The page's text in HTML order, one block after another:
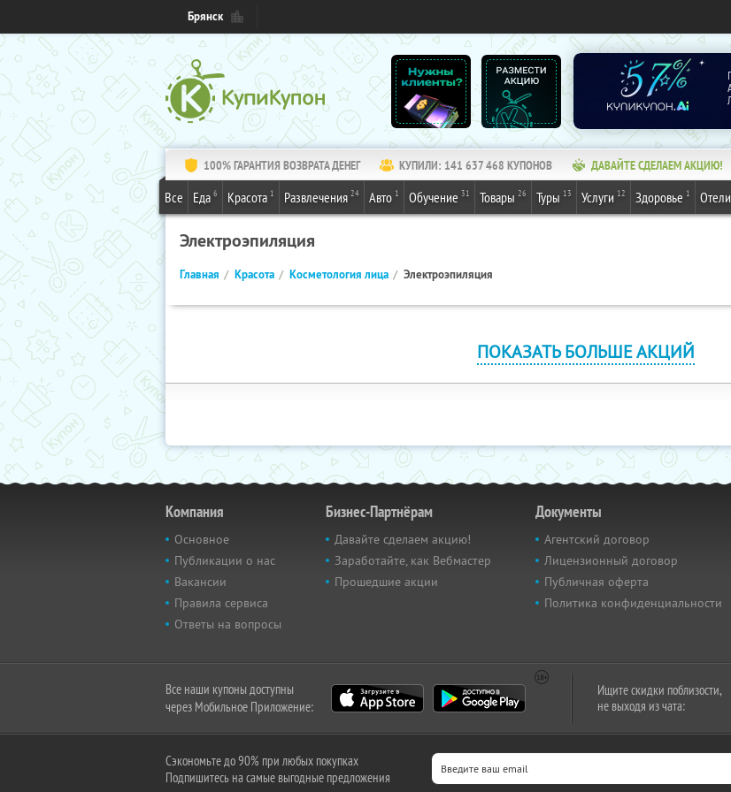
Брянск
100% ГАРАНТИЯ ВОЗВРАТА ДЕНЕГ КУПИЛИ: 141 637 468 КУПОНОВ ДАВАЙТЕ СДЕЛАЕМ АКЦИЮ!
Все Еда 6 Красота 1 Развлечения 24 Авто 1 Обучение 31 Товары 26 Туры 13 Услуги 12 Здоровье 1 Отели
Электроэпиляция
Главная Красота Косметология лица Электроэпиляция
ПОКАЗАТЬ БОЛЬШЕ АКЦИЙ
Компания
Основное
Публикации о нас
Вакансии
Правила сервиса
Ответы на вопросы
Бизнес-Партнёрам
Давайте сделаем акцию!
Заработайте, как Вебмастер
Прошедшие акции
Документы
Агентский договор
Лицензионный договор
Публичная оферта
Политика конфиденциальности
Все наши купоны доступны
через Мобильное Приложение:
Ищите скидки поблизости,
не выходя из чата:
Сэкономьте до 90% при любых покупках
Подпишитесь на самые выгодные предложения